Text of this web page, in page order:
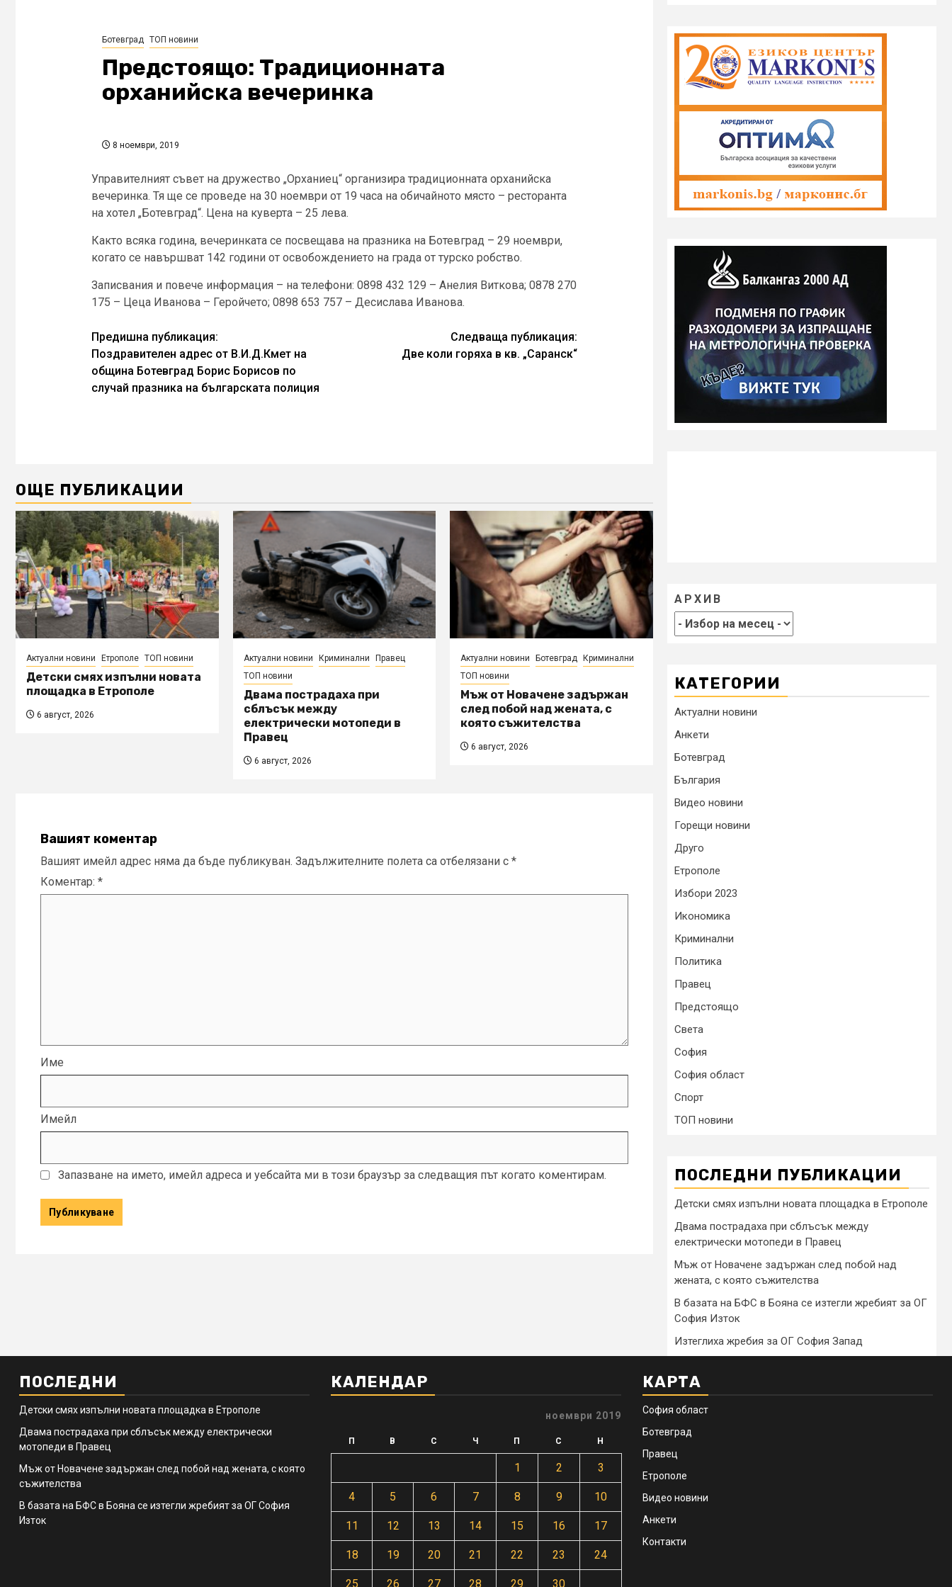
Ботевград ТОП новини
Предстоящо: Традиционната
орханийска вечеринка
8 ноември, 2019
Управителният съвет на дружество „Орханиец“ организира традиционната орханийска
вечеринка. Тя ще се проведе на 30 ноември от 19 часа на обичайното място – ресторанта
на хотел „Ботевград“. Цена на куверта – 25 лева.
Както всяка година, вечеринката се посвещава на празника на Ботевград – 29 ноември,
когато се навършват 142 години от освобождението на града от турско робство.
Записвания и повече информация – на телефони: 0898 432 129 – Анелия Виткова; 0878 270
175 – Цеца Иванова – Геройчето; 0898 653 757 – Десислава Иванова.
Continue
Reading
Предишна публикация:
Поздравителен адрес от В.И.Д.Кмет на
община Ботевград Борис Борисов по
случай празника на българската полиция
Следваща публикация:
Две коли горяха в кв. „Саранск“
ОЩЕ ПУБЛИКАЦИИ
Актуални новини Етрополе ТОП новини
Детски смях изпълни новата
площадка в Етрополе
6 август, 2026
Актуални новини Криминални
Правец
ТОП новини
Двама пострадаха при
сблъсък между
електрически мотопеди в
Правец
6 август, 2026
Актуални новини Ботевград
Криминални
ТОП новини
Мъж от Новачене задържан
след побой над жената, с
която съжителства
6 август, 2026
Вашият коментар
Вашият имейл адрес няма да бъде публикуван. Задължителните полета са отбелязани с *
Коментар: *
Име
Имейл
Запазване на името, имейл адреса и уебсайта ми в този браузър за следващия път когато коментирам.
АРХИВ
КАТЕГОРИИ
Актуални новини
Анкети
Ботевград
България
Видео новини
Горещи новини
Друго
Етрополе
Избори 2023
Икономика
Криминални
Политика
Правец
Предстоящо
Света
София
София област
Спорт
ТОП новини
ПОСЛЕДНИ ПУБЛИКАЦИИ
Детски смях изпълни новата площадка в Етрополе
Двама пострадаха при сблъсък между
електрически мотопеди в Правец
Мъж от Новачене задържан след побой над
жената, с която съжителства
В базата на БФС в Бояна се изтегли жребият за ОГ
София Изток
Изтеглиха жребия за ОГ София Запад
ПОСЛЕДНИ
Детски смях изпълни новата площадка в Етрополе
Двама пострадаха при сблъсък между електрически
мотопеди в Правец
Мъж от Новачене задържан след побой над жената, с която
съжителства
В базата на БФС в Бояна се изтегли жребият за ОГ София
Изток
КАЛЕНДАР
ноември 2019
П В С Ч П С Н
1 2 3
4 5 6 7 8 9 10
11 12 13 14 15 16 17
18 19 20 21 22 23 24
25 26 27 28 29 30
КАРТА
София област
Ботевград
Правец
Етрополе
Видео новини
Анкети
Контакти